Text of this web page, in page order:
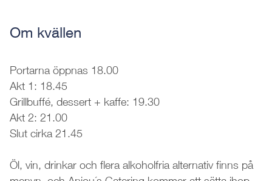
Om kvällen
Portarna öppnas 18.00
Akt 1: 18.45
Grillbuffé, dessert + kaffe: 19.30
Akt 2: 21.00
Slut cirka 21.45
Öl, vin, drinkar och flera alkoholfria alternativ finns på